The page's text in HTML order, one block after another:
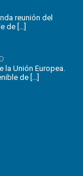
reunión del
de […]
la Unión Europea.
de […]